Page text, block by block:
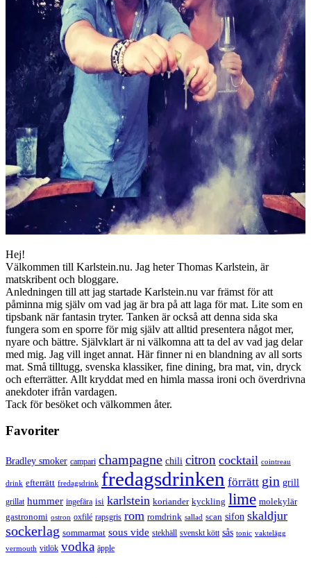
Hej!
Välkommen till Karlstein.nu. Jag heter Thomas Karlstein, är
matskribent och bloggare.
Anledningen till att jag startade Karlstein.nu var främst för att
påminna mig själv om vad jag är bra på att laga för mat. Lite som en
tipsbank när fantasin tryter. Tanken är också att denna sida ska
fungera som en sporre för mig själv att alltid presentera något mer,
nyare och bättre. Självklart är ni välkomna att ta del av vad jag delar
med mig. Jag vill inget annat. Här finner ni en blandning av all sorts
mat. Små tilltugg, svenska klassiker, fine dining, bra mat, vin, dryck
och efterrätter. Allt kryddat med en himla massa ironi och överdrivna
anekdoter ifrån vardagen.
Tack för besöket och välkommen åter.
Favoriter
Bradley smoker campari champagne chili citron cocktail cointreau
drink efterrätt fredagsdrink fredagsdrinken förrätt gin grill
grillat hummer ingefära isi karlstein koriander kyckling lime molekylär
gastronomi ostron oxfilé rapsgris rom romdrink sallad scan sifon skaldjur
sockerlag sommarmat sous vide stekhäll svenskt kött sås tonic vaktelägg
vermouth vitlök vodka äpple